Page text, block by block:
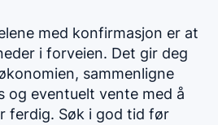
med konfirmasjon er at
i forveien. Det gir deg
sammenligne
og eventuelt vente med å
ferdig. Søk i god tid før